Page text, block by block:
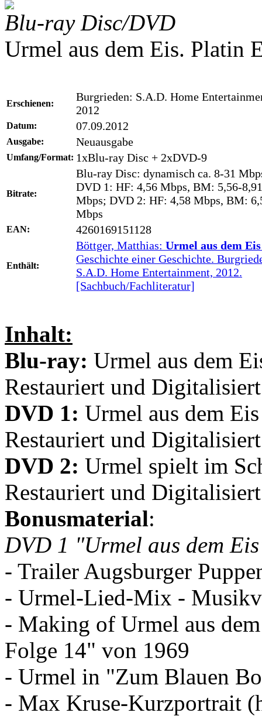
Blu-ray Disc/DVD
Urmel aus dem Eis. Platin
Erschienen:
Burgrieden: S.A.D. Home
2012
Datum: 07.09.2012
Ausgabe: Neuausgabe
Umfang/Format: 1xBlu-ray Disc + 2xDVD-9
Bitrate:
Blu-ray Disc: dynamisch ca. 8-31
DVD 1: HF: 4,56 Mbps, BM: 5,56-8,91
Mbps; DVD 2: HF: 4,58 Mbps, BM:
Mbps
EAN: 4260169151128
Enthält:
Böttger, Matthias: Urmel aus dem
Geschichte einer Geschichte.
S.A.D. Home Entertainment, 2012.
[Sachbuch/Fachliteratur]
Inhalt:
Blu-ray: Urmel aus dem
Restauriert und
DVD 1: Urmel aus dem
Restauriert und Digitalisiert
DVD 2: Urmel spielt im
Restauriert und Digitalisiert
Bonusmaterial:
DVD 1 "Urmel aus dem
- Trailer Augsburger
- Urmel-Lied-Mix -
- Making of Urmel aus
Folge 14" von 1969
- Urmel in "Zum Blauen
- Max Kruse-Kurzportrait